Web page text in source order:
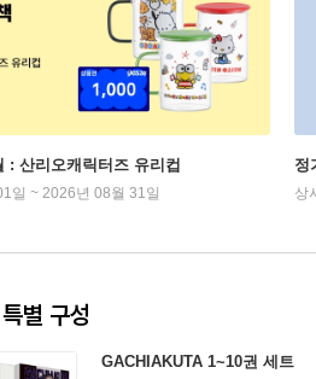
: 산리오캐릭터즈 유리컵
일 ~ 2026년 08월 31일
정
상
별 구성
GACHIAKUTA 1~10권 세트